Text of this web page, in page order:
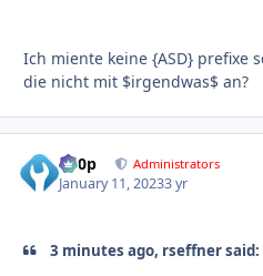
Ich miente keine {ASD} prefixe
die nicht mit $irgendwas$ an?
d00p Administrators
January 11, 20233 yr
3 minutes ago, rseffner said: